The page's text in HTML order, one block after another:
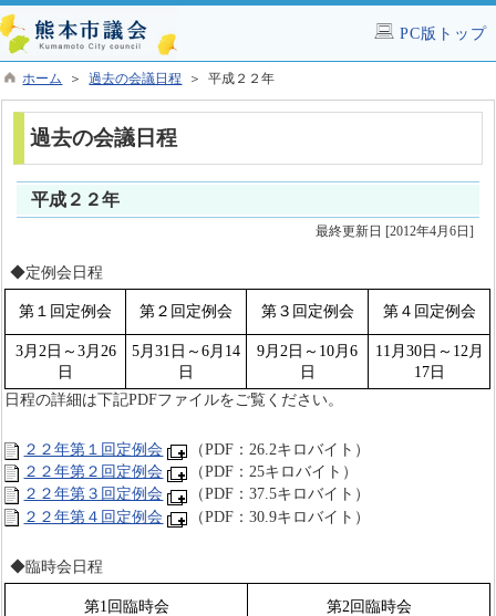
PC版トップ
ホーム ＞過去の会議日程 ＞ 平成２２年
過去の会議日程
平成２２年
最終更新日 [2012年4月6日]
◆定例会日程
第１回定例会 第２回定例会 第３回定例会 第４回定例会
3月2日～3月26
日
5月31日～6月14
日
9月2日～10月6
日
11月30日～12月
17日
日程の詳細は下記PDFファイルをご覧ください。
２２年第１回定例会
（PDF：26.2キロバイト）
２２年第２回定例会
（PDF：25キロバイト）
２２年第３回定例会
（PDF：37.5キロバイト）
２２年第４回定例会
（PDF：30.9キロバイト）
◆臨時会日程
第1回臨時会 第2回臨時会